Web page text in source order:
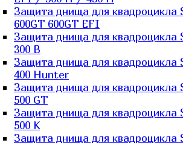
Защита днища для квадроцикла
600GT 600GT EFI
Защита днища для квадроцикла
300 B
Защита днища для квадроцикла
400 Hunter
Защита днища для квадроцикла
500 GT
Защита днища для квадроцикла
500 K
Защита днища для квадроцикла